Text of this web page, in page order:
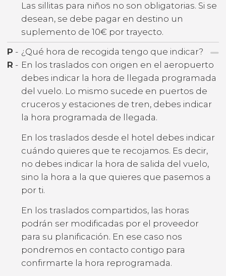
Las sillitas para niños no son obligatorias. Si se
desean, se debe pagar en destino un
suplemento de 10€ por trayecto.
P - ¿Qué hora de recogida tengo que indicar?
R - En los traslados con origen en el aeropuerto
debes indicar la hora de llegada programada
del vuelo. Lo mismo sucede en puertos de
cruceros y estaciones de tren, debes indicar
la hora programada de llegada.
En los traslados desde el hotel debes indicar
cuándo quieres que te recojamos. Es decir,
no debes indicar la hora de salida del vuelo,
sino la hora a la que quieres que pasemos a
por ti.
En los traslados compartidos, las horas
podrán ser modificadas por el proveedor
para su planificación. En ese caso nos
pondremos en contacto contigo para
confirmarte la hora reprogramada.